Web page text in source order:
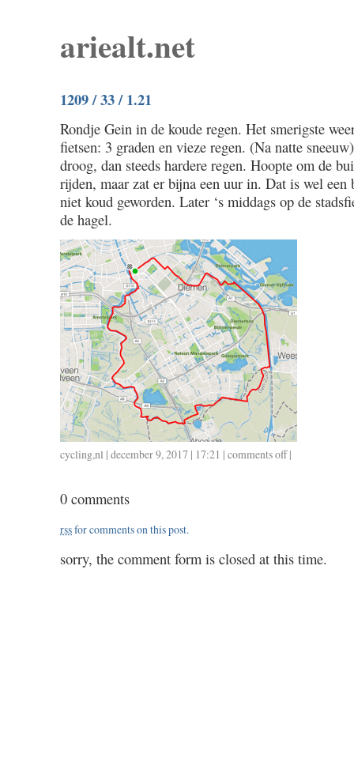
ariealt.net
1209 / 33 / 1.21
Rondje Gein in de koude regen. Het smerigste
fietsen: 3 graden en vieze regen. (Na natte
droog, dan steeds hardere regen. Hoopte om de
rijden, maar zat er bijna een uur in. Dat is wel
niet koud geworden. Later ‘s middags op de
de hagel.
cycling,nl | december 9, 2017 | 17:21 | comments offon
|
0 comments
rssfor comments on this post.
sorry, the comment form is closed at this time.